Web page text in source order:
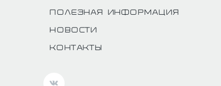
Полезная информация
Новости
Контакты